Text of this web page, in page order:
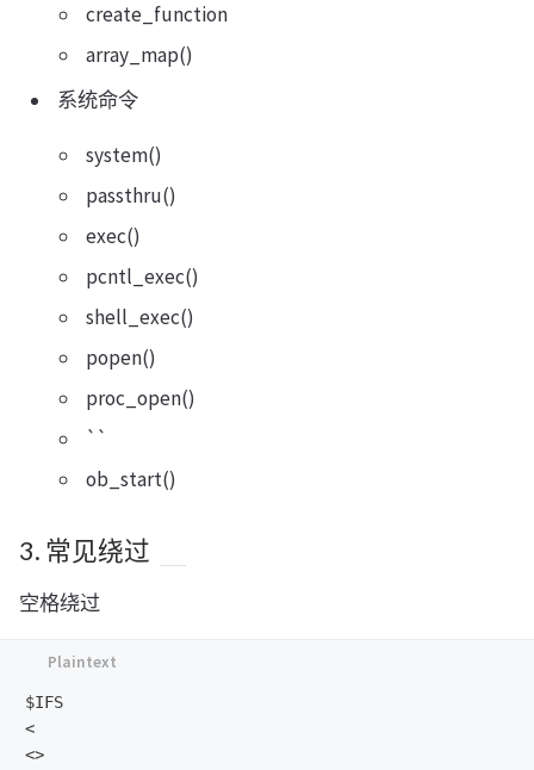
create_function
array_map()
系统命令
system()
passthru()
exec()
pcntl_exec()
shell_exec()
popen()
proc_open()
``
ob_start()
3. 常见绕过
空格绕过
$IFS
<
<>